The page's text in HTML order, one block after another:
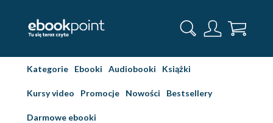
Kategorie Ebooki Audiobooki Książki
Kursy video Promocje Nowości Bestsellery
Darmowe ebooki